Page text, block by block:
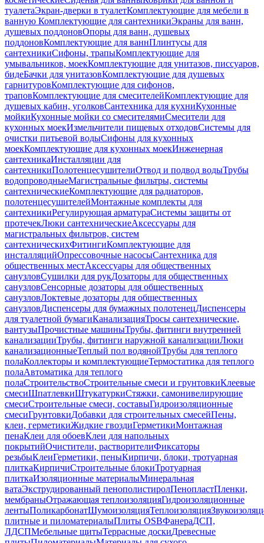
туалетаЭкран-дверки в туалетКомплектующие для мебели в
ванную Комплектующие для сантехникиЭкраны для ванн,
душевых поддоновОпоры для ванн, душевых
поддоновКомплектующие для ваннПлинтусы для
сантехникиСифоны, трапыКомплектующие для
умывальников, моекКомплектующие для унитазов, писсуаров,
бидеБачки для унитазовКомплектующие для душевых
гарнитуровКомплектующие для сифонов,
траповКомплектующие для смесителейКомплектующие для
душевых кабин, уголковСантехника для кухниКухонные
мойкиКухонные мойки со смесителямиСмесители для
кухонных моекИзмельчители пищевых отходовСистемы для
очистки питьевой водыСифоны для кухонных
моекКомплектующие для кухонных моекИнженерная
сантехникаИнсталляции для
сантехникиПолотенцесушителиОтвод и подвод водыТрубы
водопроводныеМагистральные фильтры, системы
сантехническиеКомплектующие для радиаторов,
полотенцесушителейМонтажные комплекты для
сантехникиРегулирующая арматураСистемы защиты от
протечекЛюки сантехническиеАксессуары для
магистральных фильтров, систем
сантехническихФитингиКомплектующие для
инсталляцийОпрессовочные насосыСантехника для
общественных местАксессуары для общественных
санузловСушилки для рукДозаторы для общественных
санузловСенсорные дозаторы для общественных
санузловЛоктевые дозаторы для общественных
санузловДиспенсеры для бумажных полотенецДиспенсеры
для туалетной бумагиКанализацияТросы сантехнические,
вантузыПрочистные машиныТрубы, фитинги внутренней
канализацииТрубы, фитинги наружной канализацииЛюки
канализационныеТеплый пол водянойТрубы для теплого
полаКоллекторы и комплектующиеТермостатика для теплого
полаАвтоматика для теплого
полаСтроительствоСтроительные смеси и грунтовкиКлеевые
смесиШпатлевкиШтукатуркиСтяжки, самонивелирующие
смесиСтроительные смеси, составыГидроизоляционные
смесиГрунтовкиДобавки для строительных смесейПены,
клеи, герметикиЖидкие гвоздиГерметикиМонтажная
пенаКлеи для обоевКлеи для напольных
покрытийОчистители, растворителиФиксаторы
резьбыКлеиГерметики, пеныКирпичи, блоки, тротуарная
плиткаКирпичиСтроительные блокиТротуарная
плиткаИзоляционные материалыМинеральная
ватаЭкструдированный пенополистиролПенопластПленки,
мембраныОтражающая теплоизоляцияГидроизоляционные
лентыПоликарбонатШумоизоляцияТеплоизоляция
плитные и пиломатериалыПлиты OSBФанераДСП,
ЛДСПМебельные щитыТеррасные доскиДревесные